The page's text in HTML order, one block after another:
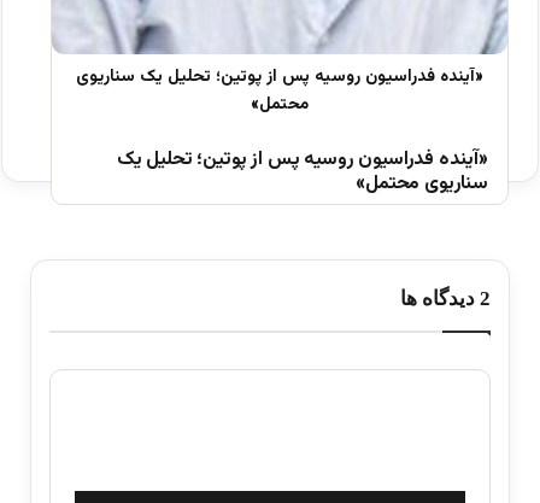
«آینده فدراسیون روسیه پس از پوتین؛ تحلیل یک
سناریوی محتمل»
‫2 دیدگاه ها